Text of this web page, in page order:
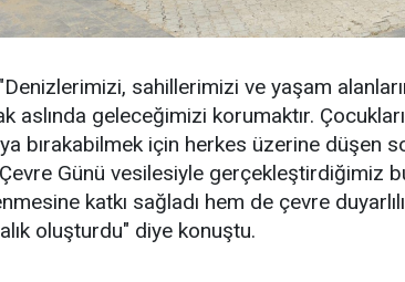
sahillerimizi ve yaşam
aslında geleceğimizi korumaktır.
bırakabilmek için herkes üzerine düşen
Günü vesilesiyle gerçekleştirdiğimiz
katkı sağladı hem de çevre
oluşturdu" diye konuştu.